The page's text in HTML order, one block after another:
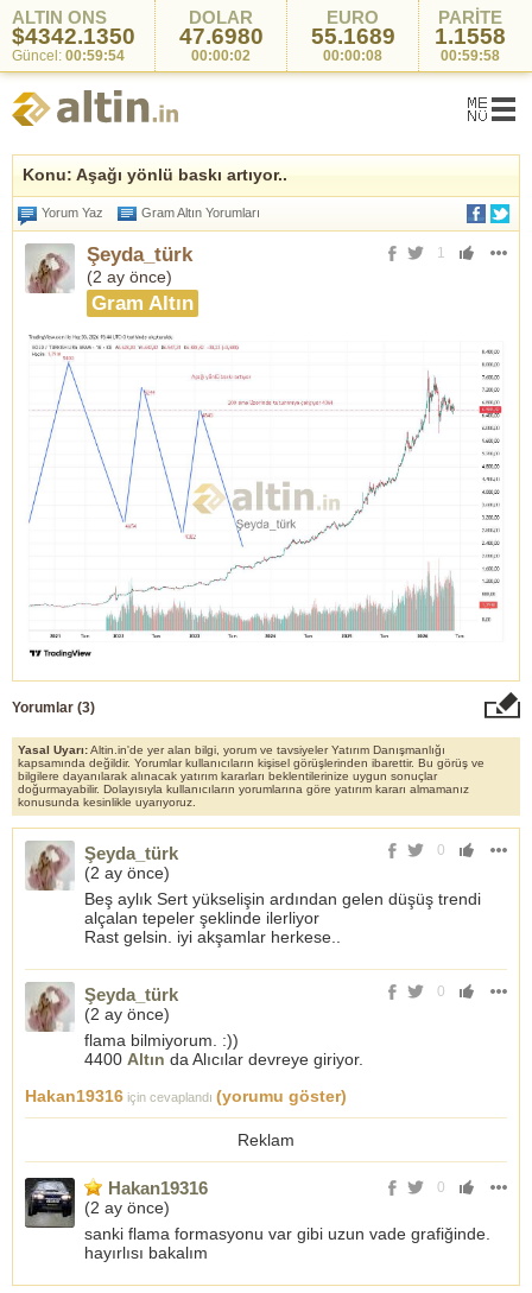
ALTIN ONS
$4342.1350
Güncel: 00:59:54
DOLAR
47.6980
00:00:02
EURO
55.1689
00:00:08
PARİTE
1.1558
00:59:58
Konu: Aşağı yönlü baskı artıyor..
Yorum Yaz Gram Altın Yorumları
Şeyda_türk
(2 ay önce)
Gram Altın
1
Yorumlar (3)
Yasal Uyarı:Altin.in'de yer alan bilgi, yorum ve tavsiyeler Yatırım Danışmanlığı
kapsamında değildir. Yorumlar kullanıcıların kişisel görüşlerinden ibarettir. Bu görüş ve
bilgilere dayanılarak alınacak yatırım kararları beklentilerinize uygun sonuçlar
doğurmayabilir. Dolayısıyla kullanıcıların yorumlarına göre yatırım kararı almamanız
konusunda kesinlikle uyarıyoruz.
0
Şeyda_türk
(2 ay önce)
Beş aylık Sert yükselişin ardından gelen düşüş trendi
alçalan tepeler şeklinde ilerliyor
Rast gelsin. iyi akşamlar herkese..
0
Şeyda_türk
(2 ay önce)
flama bilmiyorum. :))
4400 Altın da Alıcılar devreye giriyor.
Hakan19316 için cevaplandı (yorumu göster)
Reklam
0
Hakan19316
(2 ay önce)
sanki flama formasyonu var gibi uzun vade grafiğinde.
hayırlısı bakalım